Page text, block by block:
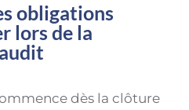
obligations
lors de la
dès la clôture